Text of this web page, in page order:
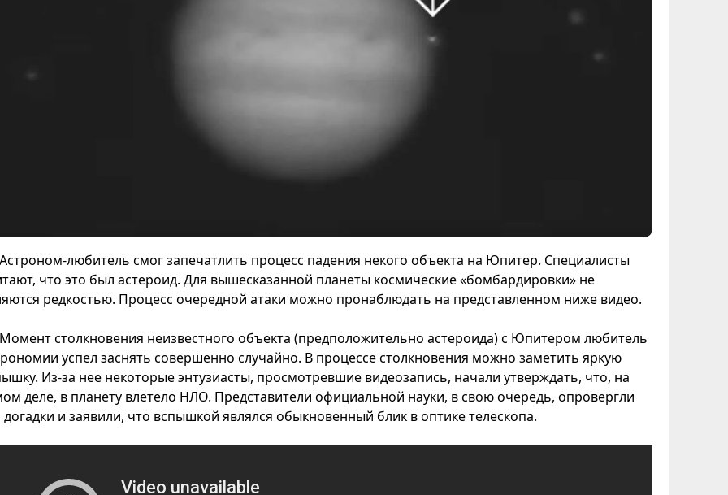
Астроном-любитель смог запечатлить процесс падения некого объекта на Юпитер. Специалисты
что это был астероид. Для вышесказанной планеты космические «бомбардировки» не
редкостью. Процесс очередной атаки можно пронаблюдать на представленном ниже видео.
Момент столкновения неизвестного объекта (предположительно астероида) с Юпитером любитель
успел заснять совершенно случайно. В процессе столкновения можно заметить яркую
Из-за нее некоторые энтузиасты, просмотревшие видеозапись, начали утверждать, что, на
деле, в планету влетело НЛО. Представители официальной науки, в свою очередь, опровергли
догадки и заявили, что вспышкой являлся обыкновенный блик в оптике телескопа.